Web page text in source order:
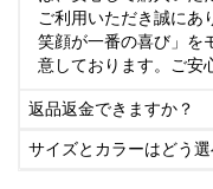
ご利用いただき誠にあ
笑顔が一番の喜び」を
意しております。ご安
返品返金できますか？
サイズとカラーはどう